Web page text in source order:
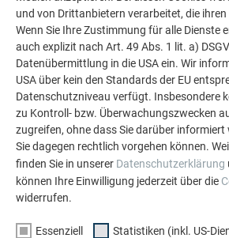
Aluminium eingesetzt werden kann.
weitere beeindruckende Projekte mit
PREFA Aluminiumlösungen für Dach,
Fassade.
MEHR REFERENZEN ANSEHEN
und von Drittanbietern verarbeitet, die ihren
Wenn Sie Ihre Zustimmung für alle Dienste
auch explizit nach Art. 49 Abs. 1 lit. a)
Datenübermittlung in die USA ein. Wir
USA über kein den Standards der EU
Datenschutzniveau verfügt. Insbesondere
zu Kontroll- bzw. Überwachungszwecken
zugreifen, ohne dass Sie darüber
Sie dagegen rechtlich vorgehen können.
finden Sie in unserer Datenschutzerklärung
können Ihre Einwilligung jederzeit über die
widerrufen.
Essenziell Statistiken (inkl. US-